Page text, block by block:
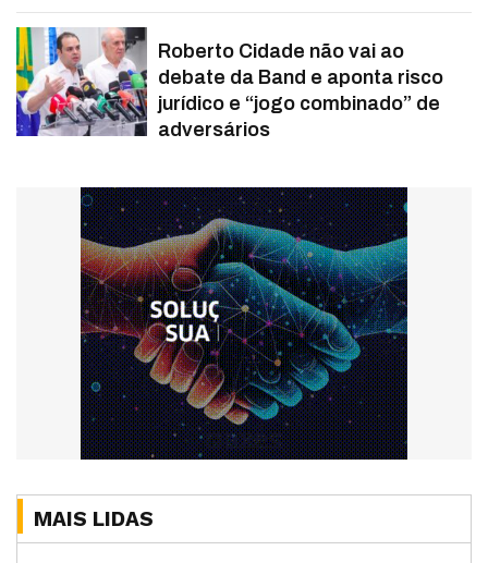
Roberto Cidade não vai ao
debate da Band e aponta risco
jurídico e “jogo combinado” de
adversários
MAIS LIDAS